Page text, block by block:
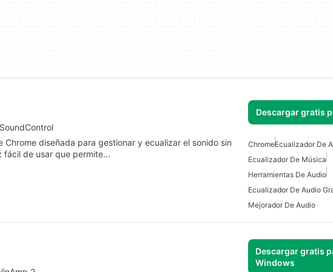
Descargar gratis
Chrome diseñada para gestionar y ecualizar el sonido sin
fácil de usar que permite…
ChromeEcualizador De
Ecualizador De Música
Herramientas De Audio
Ecualizador De Audio
Mejorador De Audio
Descargar gratis
Windows